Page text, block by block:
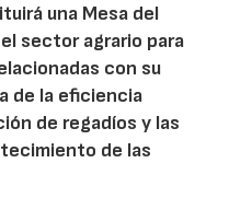
una Mesa del
sector agrario para
con su
de la eficiencia
de regadíos y las
de las